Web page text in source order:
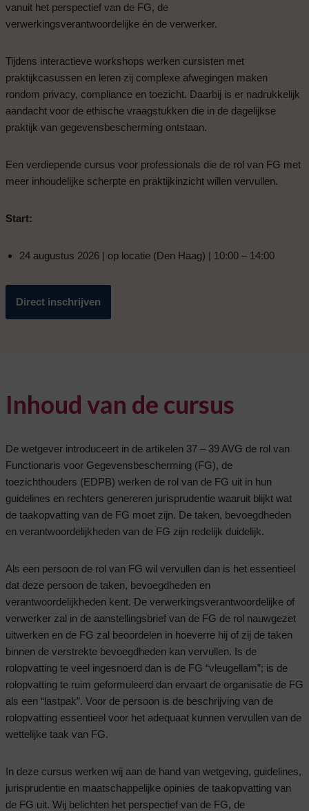
vanuit het perspectief van de FG, de
verwerkingsverantwoordelijke én de verwerker.
Tijdens interactieve workshops werken cursisten met
praktijkcasussen en leren zij complexe afwegingen maken
rondom privacy, compliance en toezicht. Daarbij is er nadrukkelijk
aandacht voor de ethische vraagstukken die in de dagelijkse
praktijk van gegevensbescherming ontstaan.
Een verdiepende cursus voor professionals die de rol van FG met
meer inhoudelijke scherpte en praktijkinzicht willen vervullen.
Start:
24 augustus 2026 | op locatie (Den Haag) | 10:00 – 14:00
Direct inschrijven
Inhoud van de cursus
De wetgever introduceert in de artikelen 37 – 39 AVG de rol van
Functionaris voor Gegevensbescherming (FG), de
toezichthouders (EDPB) werken de rol van de FG uit in hun
guidelines en rechters genereren jurisprudentie waaruit blijkt wat
de taakopvatting van de FG moet zijn. De taken, bevoegdheden
en verantwoordelijkheden van de FG zijn redelijk duidelijk.
Als een persoon de rol van FG wil vervullen dan is het essentieel
dat deze persoon de taken, bevoegdheden en
verantwoordelijkheden kent. De verwerkingsverantwoordelijke of
verwerker zal in de aanstellingsbrief van de FG de rol nauwgezet
uitwerken en de FG zal beoordelen in hoeverre hij of zij de taken
binnen de verstrekte bevoegdheden kan vervullen. Is de
rolopvatting te veel ingesnoerd dan is de FG “vleugellam”; is de
rolopvatting te ruim geformuleerd dan ervaart de organisatie de FG
als een “lastpak”. Voor de persoon is de beschrijving van de
rolopvatting essentieel voor het adequaat kunnen vervullen van de
wettelijke taak van FG.
In deze cursus werken wij aan de hand van wetgeving, guidelines,
jurisprudentie en maatschappelijke opinies de taakopvatting van
de FG uit. Wij belichten het perspectief van de FG, de